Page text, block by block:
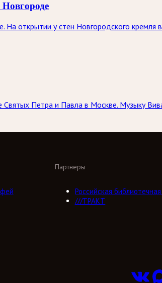
открытии у стен Новгородского
Святых Петра и Павла в Москве. Музыку
Партнеры
Российская
///ТРАКТ